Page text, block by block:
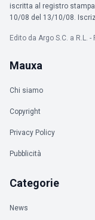
iscritta al registro
10/08 del 13/10/08.
Edito da Argo S.C. a R.L. -
Mauxa
Chi siamo
Copyright
Privacy Policy
Pubblicità
Categorie
News